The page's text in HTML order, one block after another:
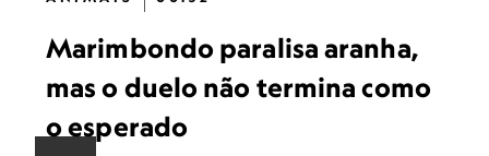
Marimbondo paralisa aranha,
mas o duelo não termina como
o esperado